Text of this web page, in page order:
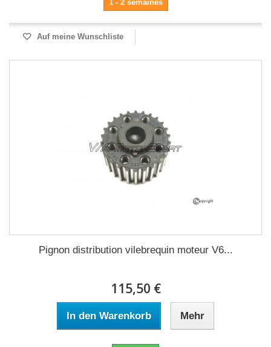
1 - 2 semaines
Auf meine Wunschliste
Pignon distribution vilebrequin moteur V6...
115,50 €
In den Warenkorb Mehr